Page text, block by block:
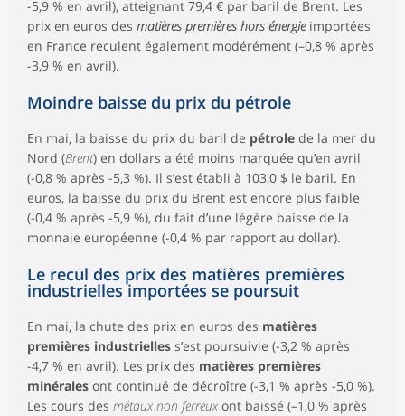
-5,9 % en avril), atteignant 79,4 € par baril de Brent. Les
prix en euros des matières premières hors énergie importées
en France reculent également modérément (–0,8 % après
-3,9 % en avril).
Moindre baisse du prix du pétrole
En mai, la baisse du prix du baril de pétrole de la mer du
Nord (Brent) en dollars a été moins marquée qu’en avril
(-0,8 % après -5,3 %). Il s’est établi à 103,0 $ le baril. En
euros, la baisse du prix du Brent est encore plus faible
(-0,4 % après -5,9 %), du fait d’une légère baisse de la
monnaie européenne (-0,4 % par rapport au dollar).
Le recul des prix des matières premières
industrielles importées se poursuit
En mai, la chute des prix en euros des matières
premières industrielles s’est poursuivie (-3,2 % après
-4,7 % en avril). Les prix des matières premières
minérales ont continué de décroître (-3,1 % après -5,0 %).
Les cours des métaux non ferreuxont baissé (–1,0 % après